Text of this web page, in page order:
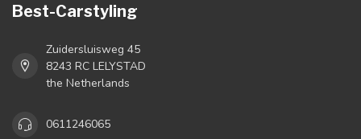
Best-Carstyling
Zuidersluisweg 45
8243 RC LELYSTAD
the Netherlands
0611246065